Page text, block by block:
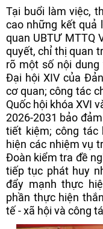
Tại buổi làm việc,
cao những kết quả
quan UBTƯ MTTQ
quyết, chỉ thị quan
rõ một số nội
Đại hội XIV của
cơ quan; công tác
Quốc hội khóa XVI
2026-2031 bảo
tiết kiệm; công tác
hiện các nhiệm vụ
Đoàn kiểm tra đề
tiếp tục phát huy
đẩy mạnh thực
phần thực hiện
tế - xã hội và công